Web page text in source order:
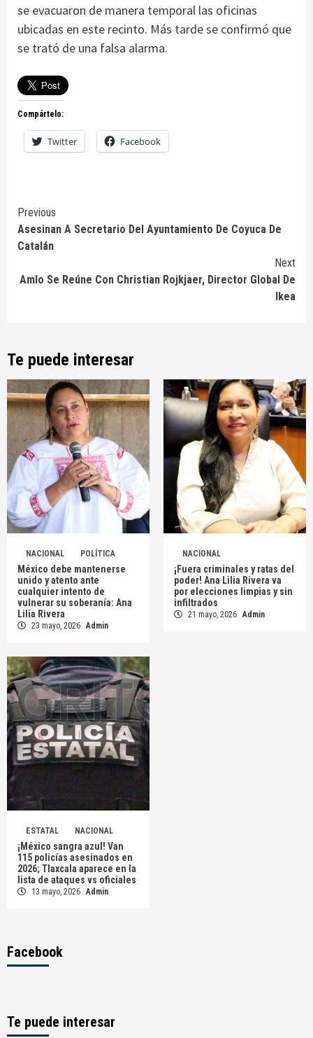
se evacuaron de manera temporal las oficinas
ubicadas en este recinto. Más tarde se confirmó que
se trató de una falsa alarma.
Compártelo:
Twitter Facebook
Continue
Reading
Previous
Asesinan A Secretario Del Ayuntamiento De Coyuca De
Catalán
Next
Amlo Se Reúne Con Christian Rojkjaer, Director Global De
Ikea
Te puede interesar
NACIONAL POLÍTICA
México debe mantenerse
unido y atento ante
cualquier intento de
vulnerar su soberanía: Ana
Lilia Rivera
23 mayo, 2026 Admin
NACIONAL
¡Fuera criminales y ratas del
poder! Ana Lilia Rivera va
por elecciones limpias y sin
infiltrados
21 mayo, 2026 Admin
ESTATAL NACIONAL
¡México sangra azul! Van
115 policías asesinados en
2026; Tlaxcala aparece en la
lista de ataques vs oficiales
13 mayo, 2026 Admin
Facebook
Te puede interesar